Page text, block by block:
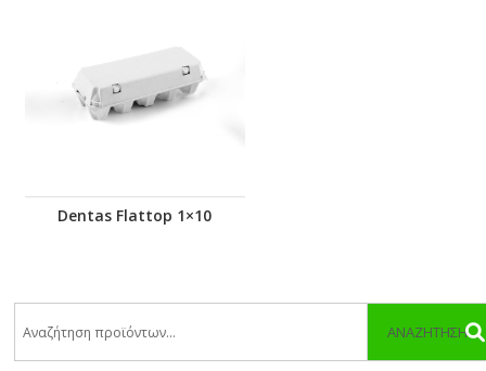
Dentas Flattop 1×10
ΑΝΑΖΉΤΗΣΗ